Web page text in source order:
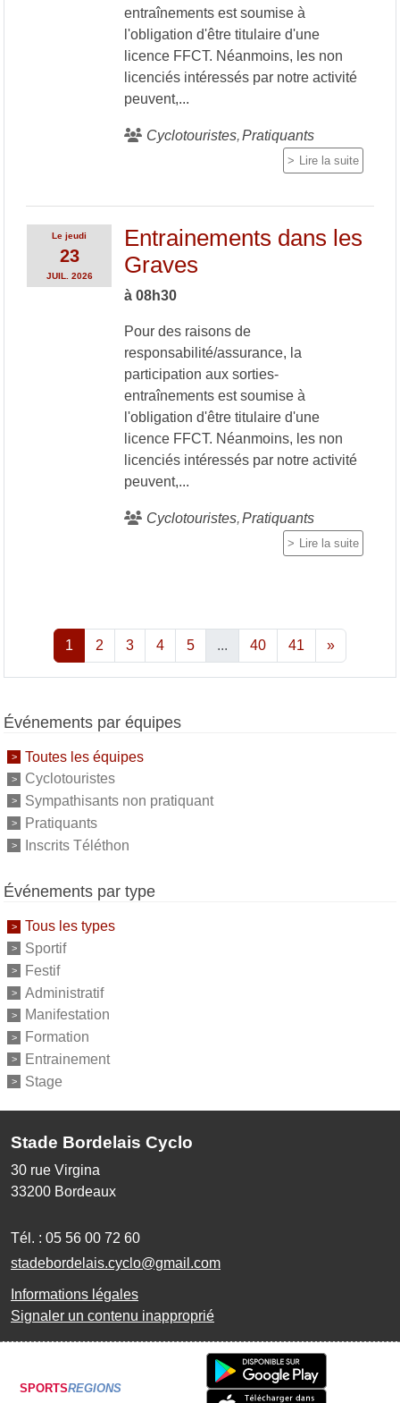
entraînements est soumise à
l'obligation d'être titulaire d'une
licence FFCT. Néanmoins, les non
licenciés intéressés par notre activité
peuvent,...
Cyclotouristes Pratiquants
Lire la suite
Lejeudi
23
JUIL. 2026
Entrainements dans les
Graves
à 08h30
Pour des raisons de
responsabilité/assurance, la
participation aux sorties-
entraînements est soumise à
l'obligation d'être titulaire d'une
licence FFCT. Néanmoins, les non
licenciés intéressés par notre activité
peuvent,...
Cyclotouristes Pratiquants
Lire la suite
1 2 3 4 5 ... 40 41 »
Événements par équipes
Toutes les équipes
Cyclotouristes
Sympathisants non pratiquant
Pratiquants
Inscrits Téléthon
Événements par type
Tous les types
Sportif
Festif
Administratif
Manifestation
Formation
Entrainement
Stage
Stade Bordelais Cyclo
30 rue Virgina
33200 Bordeaux
Tél. : 05 56 00 72 60
stadebordelais.cyclo@gmail.com
Informations légales
Signaler un contenu inapproprié
SPORTSREGIONS